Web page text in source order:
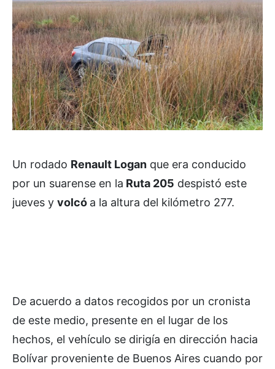
Un rodado Renault Logan que era conducido
por un suarense en la Ruta 205 despistó este
jueves y volcó a la altura del kilómetro 277.
De acuerdo a datos recogidos por un cronista
de este medio, presente en el lugar de los
hechos, el vehículo se dirigía en dirección hacia
Bolívar proveniente de Buenos Aires cuando por